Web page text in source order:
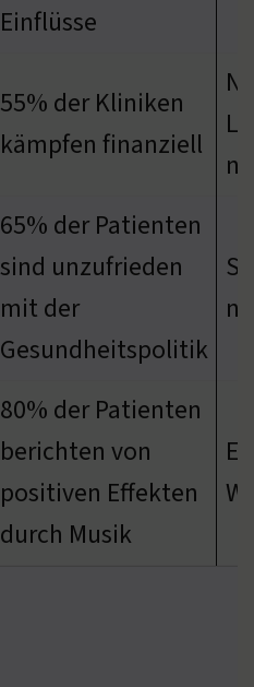
Einflüsse
55% der Kliniken
kämpfen finanziell
65% der Patienten
sind unzufrieden
mit der
Gesundheitspolitik
80% der Patienten
berichten von
positiven Effekten
durch Musik